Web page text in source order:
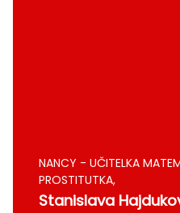
NANCY - UČITELKA
PROSTITUTKA,
Stanislava